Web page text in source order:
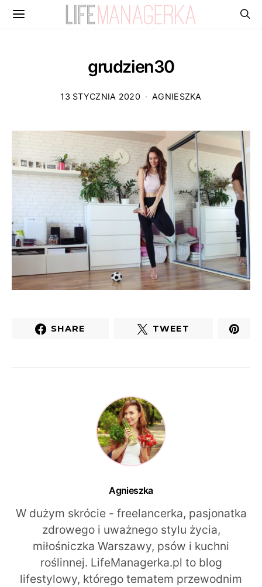
grudzien30
13 STYCZNIA 2020 AGNIESZKA
SHARE TWEET
Agnieszka
W dużym skrócie - freelancerka, pasjonatka
zdrowego i uważnego stylu życia,
miłośniczka Warszawy, psów i kuchni
roślinnej. LifeManagerka.pl to blog
lifestylowy, którego tematem przewodnim